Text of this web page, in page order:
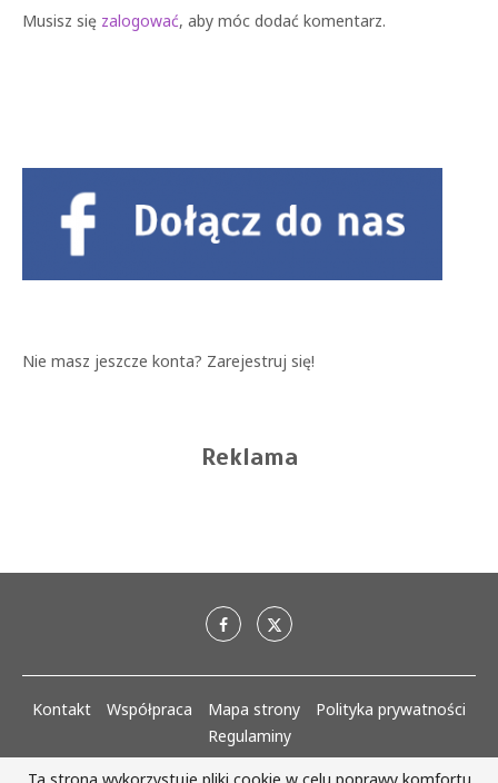
Musisz się zalogować , aby móc dodać komentarz.
Nie masz jeszcze konta? Zarejestruj się!
Reklama
Współpraca Mapa strony
Polityka prywatności
Regulaminy